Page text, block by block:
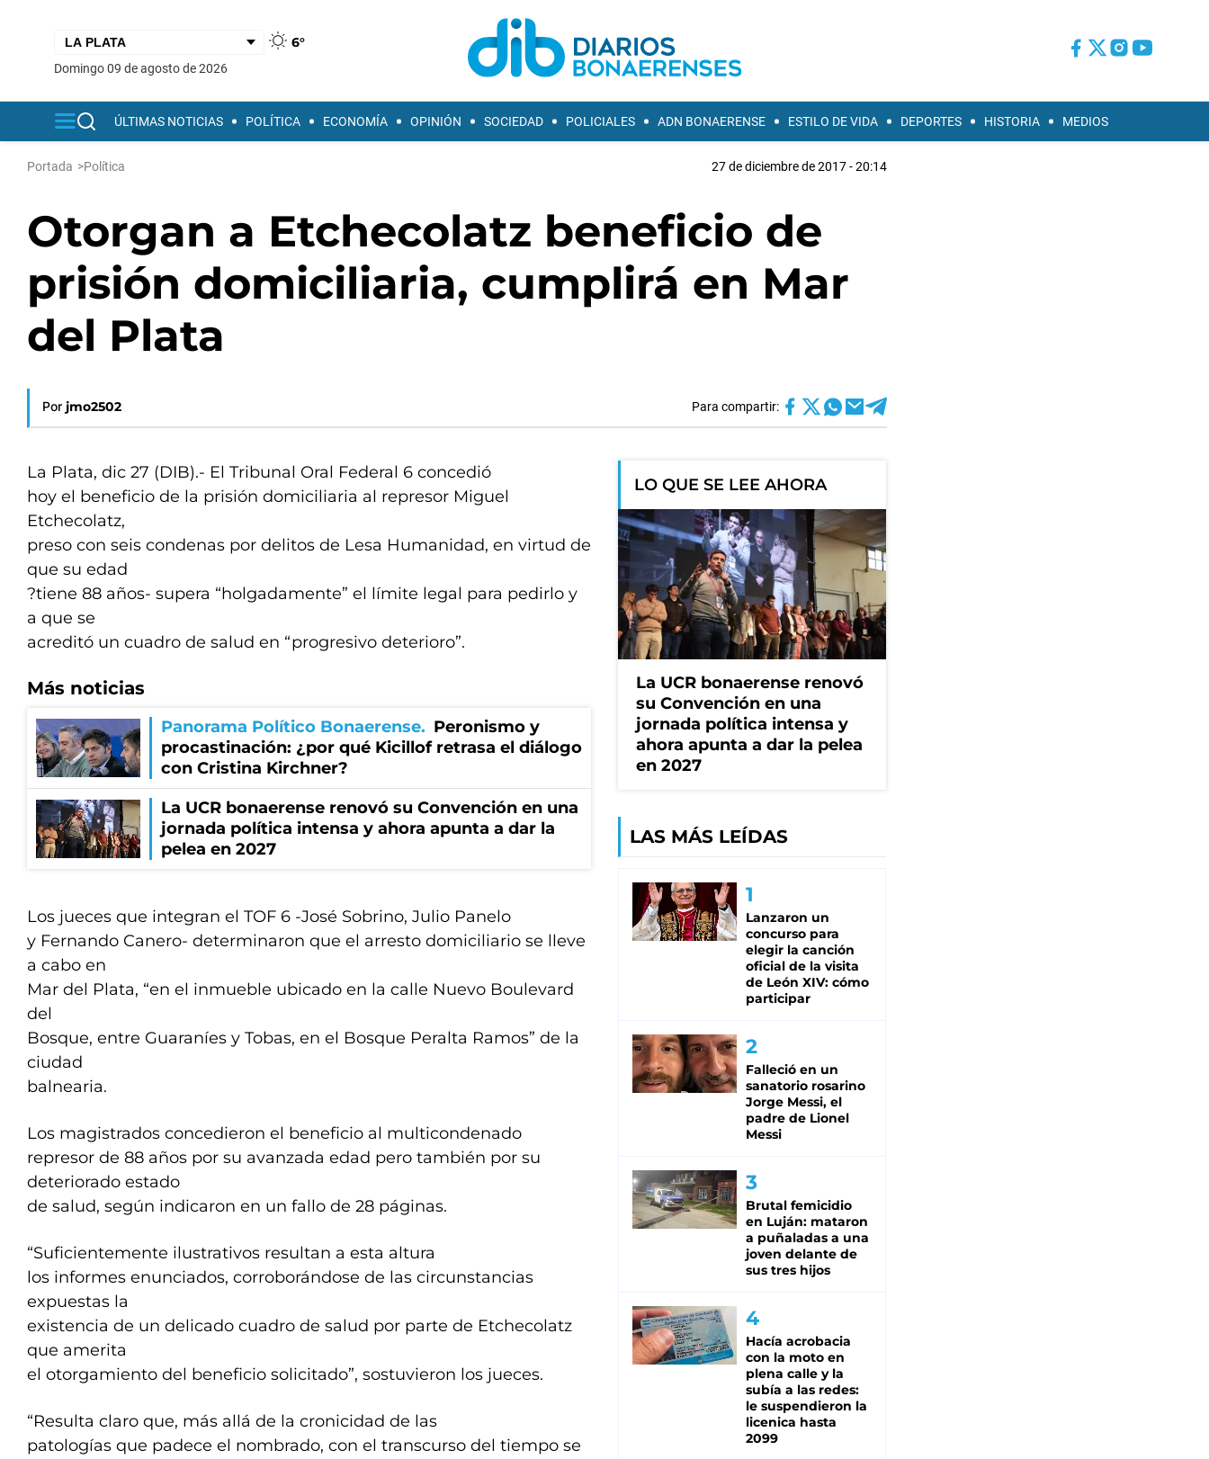
6°
domingo 09 de agosto de 2026
ÚLTIMAS NOTICIAS POLÍTICA ECONOMÍA OPINIÓN SOCIEDAD POLICIALES ADN BONAERENSE ESTILO DE VIDA DEPORTES HISTORIA MEDIOS
Portada >Política 27 de diciembre de 2017 - 20:14
Otorgan a Etchecolatz beneficio de
prisión domiciliaria, cumplirá en Mar
del Plata
Por jmo2502 Para compartir:
La Plata, dic 27 (DIB).- El Tribunal Oral Federal 6 concedió
hoy el beneficio de la prisión domiciliaria al represor Miguel
Etchecolatz,
preso con seis condenas por delitos de Lesa Humanidad, en virtud de
que su edad
?tiene 88 años- supera “holgadamente” el límite legal para pedirlo y
a que se
acreditó un cuadro de salud en “progresivo deterioro”.
Más noticias
Panorama Político Bonaerense
Peronismo y
procastinación: ¿por qué Kicillof retrasa el diálogo
con Cristina Kirchner?
La UCR bonaerense renovó su Convención en una
jornada política intensa y ahora apunta a dar la
pelea en 2027
Los jueces que integran el TOF 6 -José Sobrino, Julio Panelo
y Fernando Canero- determinaron que el arresto domiciliario se lleve
a cabo en
Mar del Plata, “en el inmueble ubicado en la calle Nuevo Boulevard
del
Bosque, entre Guaraníes y Tobas, en el Bosque Peralta Ramos” de la
ciudad
balnearia.
Los magistrados concedieron el beneficio al multicondenado
represor de 88 años por su avanzada edad pero también por su
deteriorado estado
de salud, según indicaron en un fallo de 28 páginas.
“Suficientemente ilustrativos resultan a esta altura
los informes enunciados, corroborándose de las circunstancias
expuestas la
existencia de un delicado cuadro de salud por parte de Etchecolatz
que amerita
el otorgamiento del beneficio solicitado”, sostuvieron los jueces.
“Resulta claro que, más allá de la cronicidad de las
patologías que padece el nombrado, con el transcurso del tiempo se
LO QUE SE LEE AHORA
La UCR bonaerense renovó
su Convención en una
jornada política intensa y
ahora apunta a dar la pelea
en 2027
LAS MÁS LEÍDAS
Lanzaron un
concurso para
elegir la canción
oficial de la visita
de León XIV: cómo
participar
Falleció en un
sanatorio rosarino
Jorge Messi, el
padre de Lionel
Messi
Brutal femicidio
en Luján: mataron
a puñaladas a una
joven delante de
sus tres hijos
Hacía acrobacia
con la moto en
plena calle y la
subía a las redes:
le suspendieron la
licenica hasta
2099